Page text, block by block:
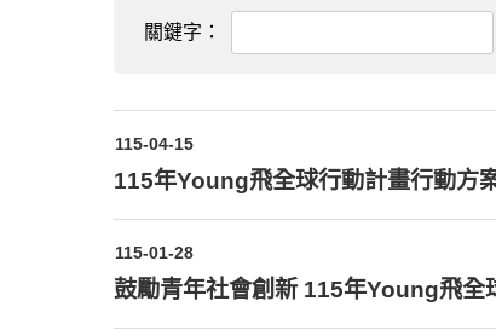
關鍵字：
115-04-15
115年Young飛全球行動計畫行動方
115-01-28
鼓勵青年社會創新 115年Young飛全